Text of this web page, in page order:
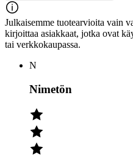
Julkaisemme tuotearvioita vain
kirjoittaa asiakkaat, jotka ovat
tai verkkokaupassa.
N
Nimetön